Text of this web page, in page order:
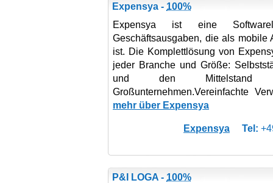
Expensya - 100%
Expensya ist eine
Geschäftsausgaben, die als mobile
ist. Die Komplettlösung von
jeder Branche und Größe:
und den Mittelstand
Großunternehmen.Vereinfachte
mehr über Expensya
Expensya Tel:
P&I LOGA - 100%